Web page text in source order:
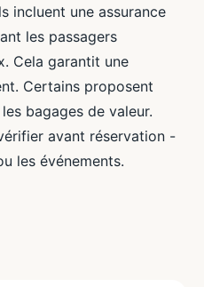
incluent une assurance
les passagers
Cela garantit une
Certains proposent
bagages de valeur.
avant réservation -
les événements.